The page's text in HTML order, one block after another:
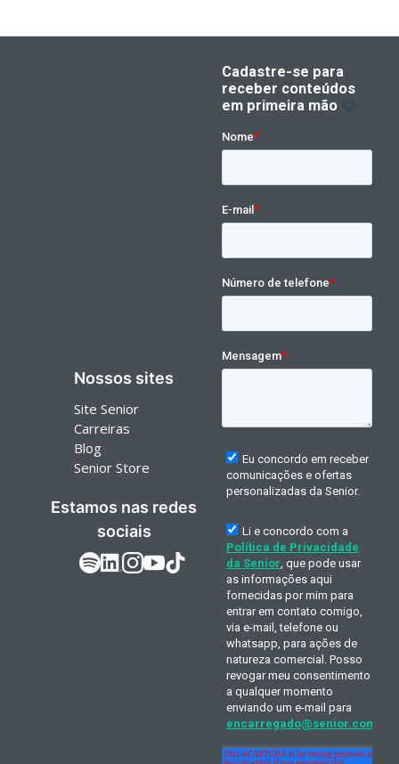
Nossos sites
Site Senior
Carreiras
Blog
Senior Store
Estamos nas redes
sociais